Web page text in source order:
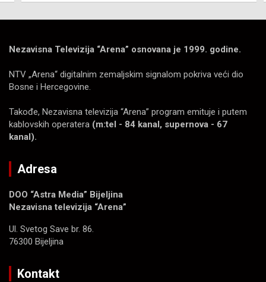
Nezavisna Televizija “Arena” osnovana je 1999. godine.
NTV „Arena“ digitalnim zemaljskim signalom pokriva veći dio
Bosne i Hercegovine.
Takođe, Nezavisna televizija “Arena” program emituje i putem
kablovskih operatera (m:tel - 84 kanal, supernova - 67
kanal).
Adresa
DOO “Astra Media” Bijeljina
Nezavisna televizija “Arena”
Ul. Svetog Save br. 86.
76300 Bijeljina
Kontakt